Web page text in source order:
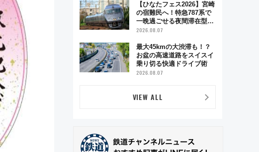
【ひなたフェス2026】宮崎
の宿難民へ！特急787系で
一晩過ごせる夜間滞在型イ
ベント「スワローおひさ
2026.08.07
最大45kmの大渋滞も！？
お盆の高速道路をスイスイ
乗り切る快適ドライブ術
2026.08.07
VIEW ALL